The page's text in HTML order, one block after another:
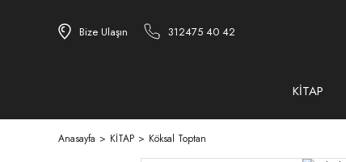
Bize Ulaşın 312475 40 42
KİTAP
Anasayfa KİTAP Köksal Toptan